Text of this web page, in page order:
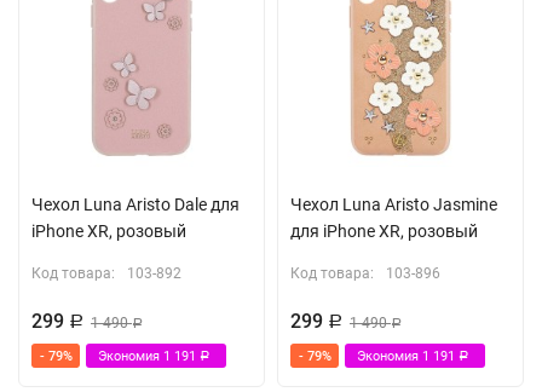
Чехол Luna Aristo Dale для
iPhone XR, розовый
Код товара: 103-892
299 Р 1 490Р
- 79% Экономия 1 191 Р
Чехол Luna Aristo Jasmine
для iPhone XR, розовый
Код товара: 103-896
299 Р 1 490Р
- 79% Экономия 1 191 Р